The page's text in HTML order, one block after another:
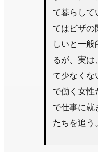
て暮らして
てはビザの
しいと一般
るが、実は
て少なくな
で働く女性
で仕事に就
たちを追う。